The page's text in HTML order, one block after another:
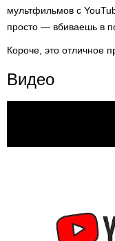
мультфильмов с
просто — вбиваешь в
Короче, это отличное
Видео